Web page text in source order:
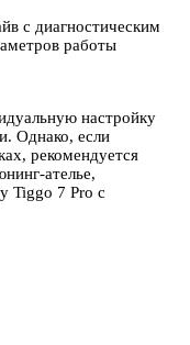
с диагностическим
работы
настройку
Однако, если
рекомендуется
ателье,
Tiggo 7 Pro с